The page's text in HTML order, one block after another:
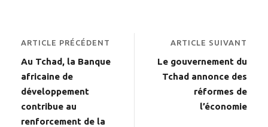
ARTICLE PRÉCÉDENT
Au Tchad, la Banque
africaine de
développement
contribue au
renforcement de la
ARTICLE SUIVANT
Le gouvernement du
Tchad annonce des
réformes de
l’économie